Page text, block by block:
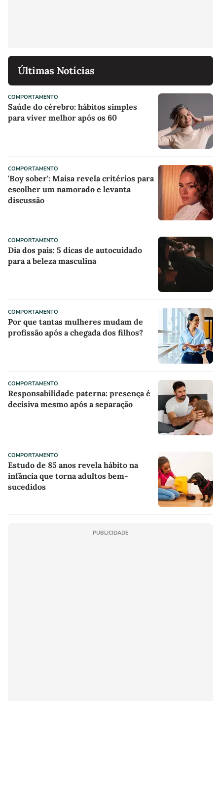
Últimas Notícias
COMPORTAMENTO
Saúde do cérebro: hábitos simples
para viver melhor após os 60
COMPORTAMENTO
'Boy sober': Maisa revela critérios para
escolher um namorado e levanta
discussão
COMPORTAMENTO
Dia dos pais: 5 dicas de autocuidado
para a beleza masculina
COMPORTAMENTO
Por que tantas mulheres mudam de
profissão após a chegada dos filhos?
COMPORTAMENTO
Responsabilidade paterna: presença é
decisiva mesmo após a separação
COMPORTAMENTO
Estudo de 85 anos revela hábito na
infância que torna adultos bem-
sucedidos
PUBLICIDADE